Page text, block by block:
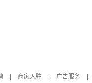
商家入驻 广告服务